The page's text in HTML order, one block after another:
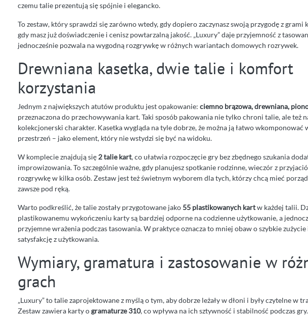
czemu talie prezentują się spójnie i elegancko.
To zestaw, który sprawdzi się zarówno wtedy, gdy dopiero zaczynasz swoją przygodę z grami
gdy masz już doświadczenie i cenisz powtarzalną jakość. „Luxury” daje przyjemność z
jednocześnie pozwala na wygodną rozgrywkę w różnych wariantach domowych rozrywek.
Drewniana kasetka, dwie talie i komfort
korzystania
Jednym z największych atutów produktu jest opakowanie: ciemno brązowa, drewniana,
przeznaczona do przechowywania kart. Taki sposób pakowania nie tylko chroni talie, ale też
kolekcjonerski charakter. Kasetka wygląda na tyle dobrze, że można ją łatwo wkomponować
przestrzeń – jako element, który nie wstydzi się być na widoku.
W komplecie znajdują się 2 talie kart, co ułatwia rozpoczęcie gry bez zbędnego szukania
improwizowania. To szczególnie ważne, gdy planujesz spotkanie rodzinne, wieczór z
rozgrywkę w kilka osób. Zestaw jest też świetnym wyborem dla tych, którzy chcą mieć
zawsze pod ręką.
Warto podkreślić, że talie zostały przygotowane jako55 plastikowanych kartw każdej talii.
plastikowanemu wykończeniu karty są bardziej odporne na codzienne użytkowanie, a
przyjemne wrażenia podczas tasowania. W praktyce oznacza to mniej obaw o szybkie zużycie
satysfakcję z użytkowania.
Wymiary, gramatura i zastosowanie w
grach
„Luxury” to talie zaprojektowane z myślą o tym, aby dobrze leżały w dłoni i były czytelne w
Zestaw zawiera karty ogramaturze 310, co wpływa na ich sztywność i stabilność podczas